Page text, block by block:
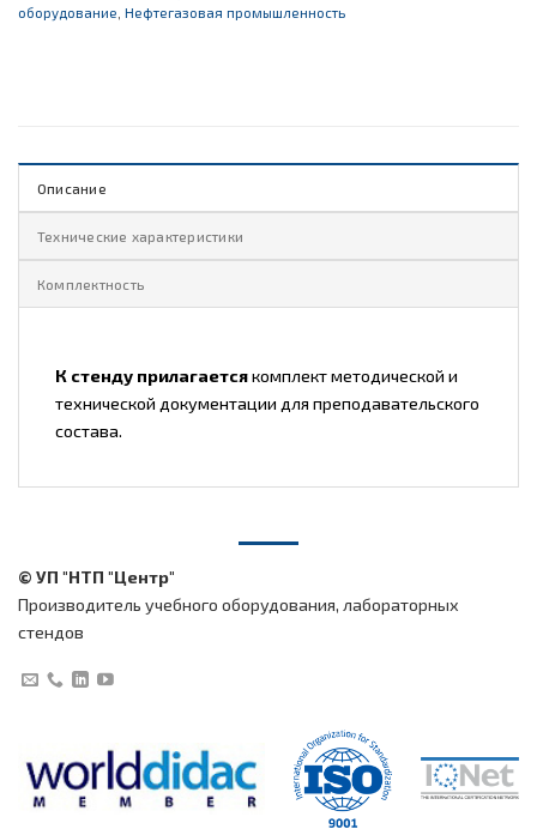
оборудование Нефтегазовая промышленность
Описание
Технические характеристики
Комплектность
К стенду прилагаетсякомплект методической и
технической документации для преподавательского
состава.
© УП "НТП "Центр"
Производитель учебного оборудования, лабораторных
стендов